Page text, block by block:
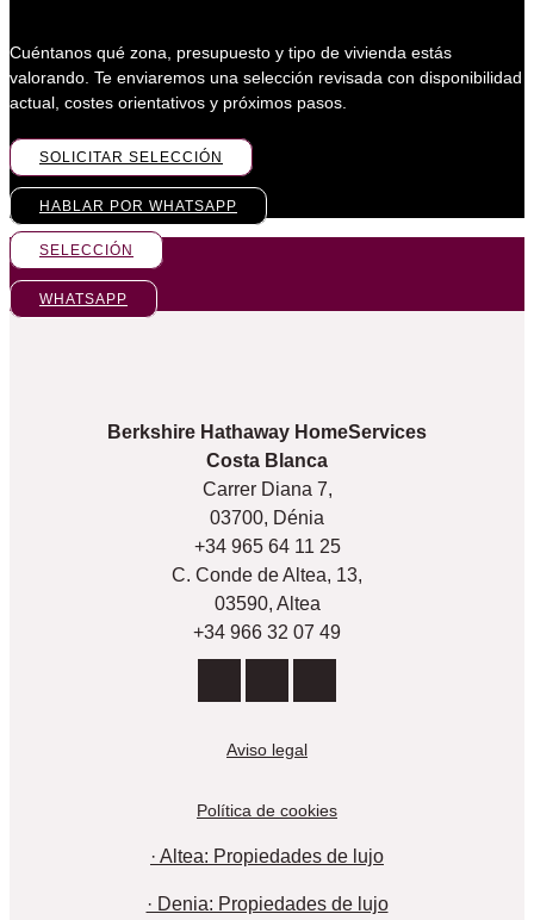
Cuéntanos qué zona, presupuesto y tipo de vivienda estás
valorando. Te enviaremos una selección revisada con disponibilidad
actual, costes orientativos y próximos pasos.
SOLICITAR SELECCIÓN
HABLAR POR WHATSAPP
SELECCIÓN
WHATSAPP
Berkshire Hathaway HomeServices
Costa Blanca
Carrer Diana 7,
03700, Dénia
+34 965 64 11 25
C. Conde de Altea, 13,
03590, Altea
+34 966 32 07 49
Aviso legal
Política de cookies
· Altea: Propiedades de lujo
· Denia: Propiedades de lujo